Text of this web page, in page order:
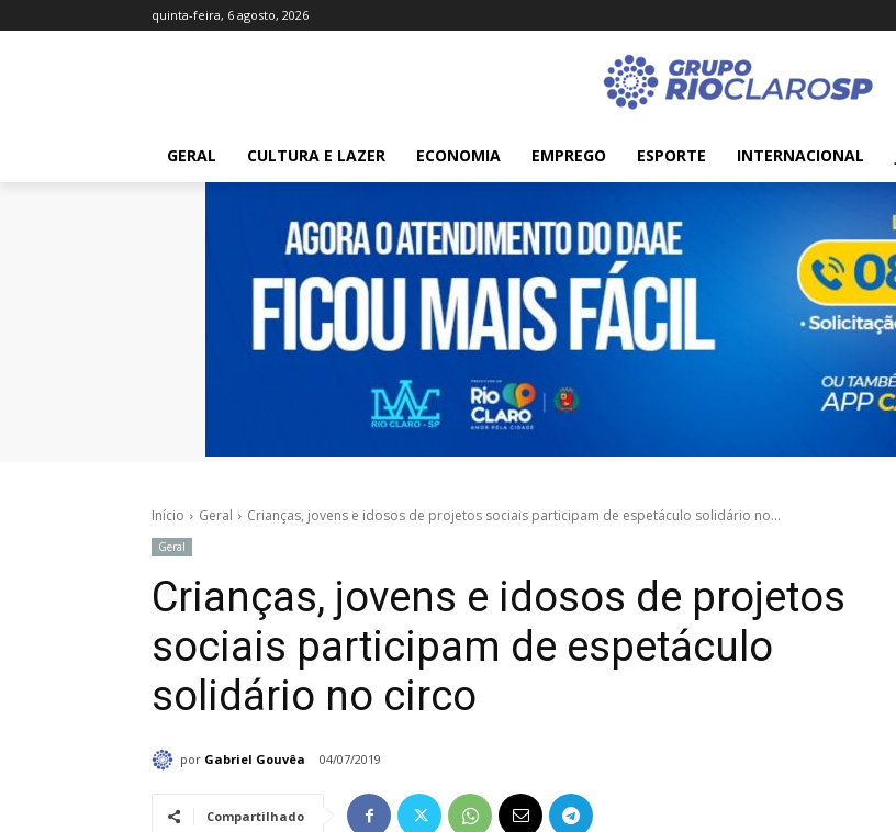
quinta-feira, 6 agosto, 2026
GERAL CULTURA E LAZER ECONOMIA EMPREGO ESPORTE INTERNACIONAL
Início Geral Crianças, jovens e idosos de projetos sociais participam de espetáculo solidário no...
Geral
Crianças, jovens e idosos de projetos
sociais participam de espetáculo
solidário no circo
por Gabriel Gouvêa 04/07/2019
Compartilhado